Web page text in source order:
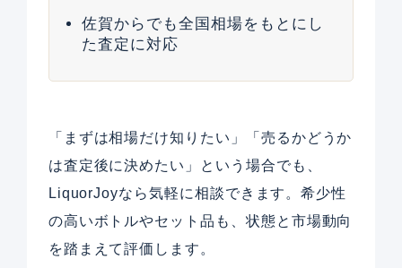
佐賀からでも全国相場をもとにし
た査定に対応
「まずは相場だけ知りたい」「売るかどうか
は査定後に決めたい」という場合でも、
LiquorJoyなら気軽に相談できます。希少性
の高いボトルやセット品も、状態と市場動向
を踏まえて評価します。